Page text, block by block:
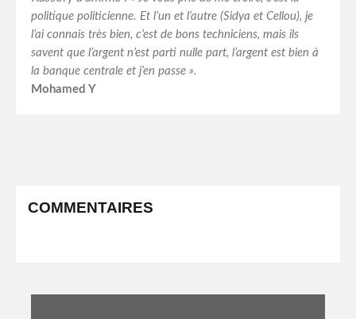
politique politicienne. Et l’un et l’autre (Sidya et Cellou), je
l’ai connais très bien, c’est de bons techniciens, mais ils
savent que l’argent n’est parti nulle part, l’argent est bien à
la banque centrale et j’en passe ».
Mohamed Y
COMMENTAIRES